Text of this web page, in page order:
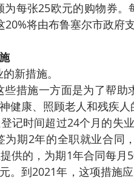
每张25欧元的购物券。
将由布鲁塞尔市政府
新措施。
措施一方面是为了帮助
健康、照顾老人和残疾
记时间超过24个月的失
期2年的全职就业合同
供的，为期1年合同每月
。到2021年，这项措施